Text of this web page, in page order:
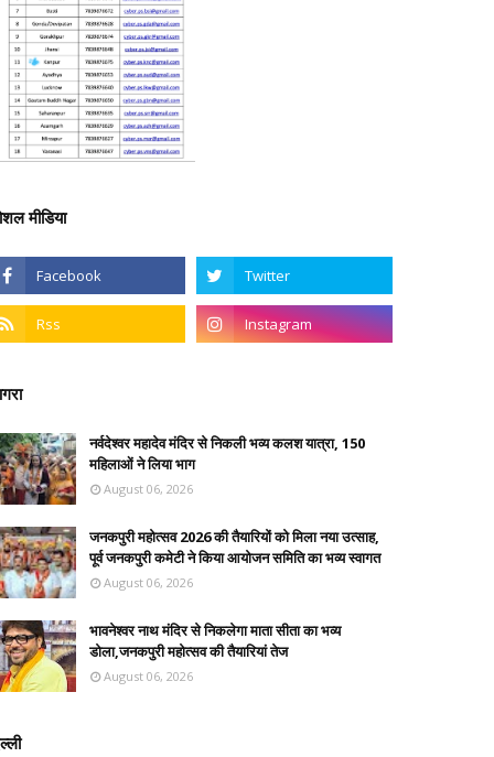
मीडिया
नर्वदेश्वर महादेव मंदिर से निकली भव्य कलश यात्रा, 150
महिलाओं ने लिया भाग
August 06, 2026
जनकपुरी महोत्सव 2026 की तैयारियों को मिला नया उत्साह,
पूर्व जनकपुरी कमेटी ने किया आयोजन समिति का भव्य स्वागत
August 06, 2026
भावनेश्वर नाथ मंदिर से निकलेगा माता सीता का भव्य
डोला,जनकपुरी महोत्सव की तैयारियां तेज
August 06, 2026